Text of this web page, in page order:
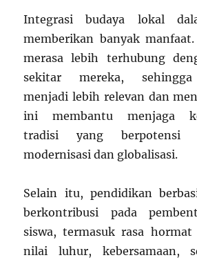
Integrasi budaya lokal
memberikan banyak
merasa lebih terhubung
sekitar mereka, sehingga
menjadi lebih relevan dan
ini membantu menjaga
tradisi yang berpotensi
modernisasi dan globalisasi.
Selain itu, pendidikan
berkontribusi pada
siswa, termasuk rasa
nilai luhur, kebersamaan,